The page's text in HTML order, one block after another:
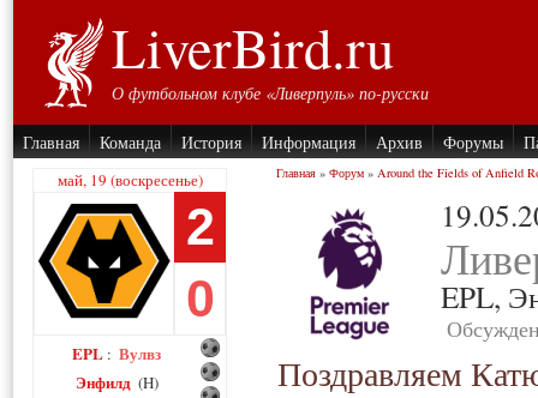
LiverBird.ru
О футбольном клубе «Ливерпуль» по-русски
Главная Команда История Информация Архив Форумы
май, 19 (воскресенье)
2
0
EPL : Вулвз
Энфилд (H)
Главная » Форум » Around the Fields of Anfield
EPL,
Поздравляем